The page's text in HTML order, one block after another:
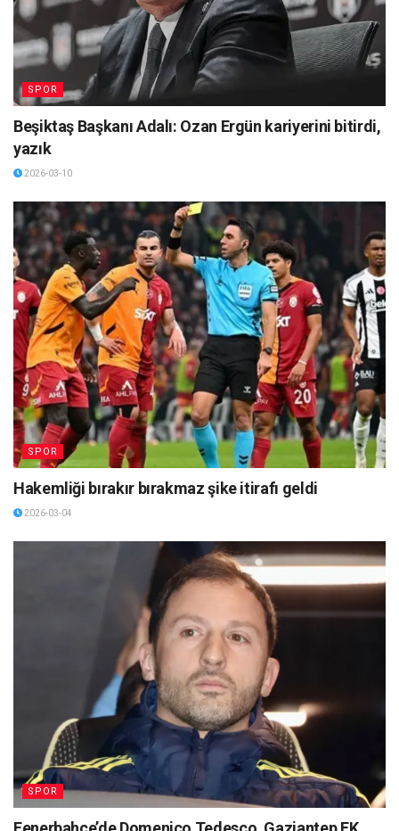
SPOR
Beşiktaş Başkanı Adalı: Ozan Ergün kariyerini bitirdi,
yazık
2026-03-10
SPOR
Hakemliği bırakır bırakmaz şike itirafı geldi
2026-03-04
SPOR